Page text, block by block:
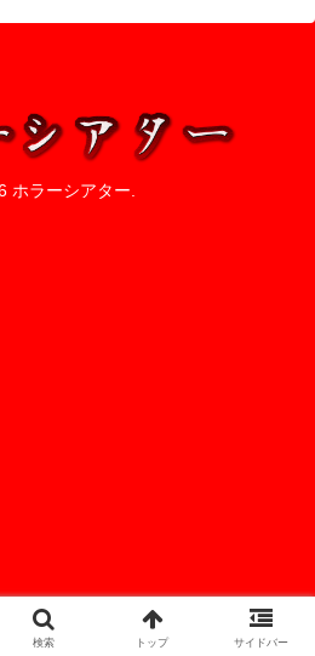
ホラーシアター.
検索 トップ サイドバー